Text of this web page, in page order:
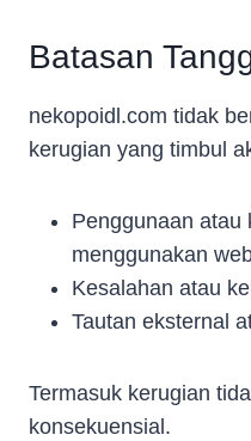
Batasan
nekopoidl.com tidak
kerugian yang timbul
Penggunaan atau
menggunakan
Kesalahan atau
Tautan eksternal
Termasuk kerugian
konsekuensial.